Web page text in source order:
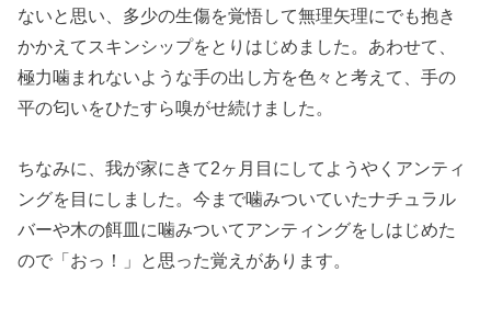
ないと思い、多少の生傷を覚悟して無理矢理にでも抱き
かかえてスキンシップをとりはじめました。あわせて、
極力噛まれないような手の出し方を色々と考えて、手の
平の匂いをひたすら嗅がせ続けました。
ちなみに、我が家にきて2ヶ月目にしてようやくアンティ
ングを目にしました。今まで噛みついていたナチュラル
バーや木の餌皿に噛みついてアンティングをしはじめた
ので「おっ！」と思った覚えがあります。